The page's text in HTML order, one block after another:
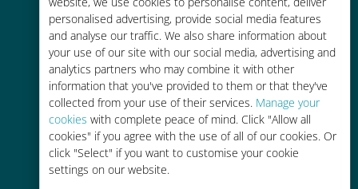
personalised advertising, provide social media features
and analyse our traffic. We also share information about
your use of our site with our social media, advertising and
analytics partners who may combine it with other
information that you've provided to them or that they've
collected from your use of their services. Manage your
cookies with complete peace of mind. Click "Allow all
cookies" if you agree with the use of all of our cookies. Or
click "Select" if you want to customise your cookie
settings on our website.
operatore attuale
Ricarica facile
Ovunque tramite l'app Ubigi, anche
senza Wi-Fi o dati residui